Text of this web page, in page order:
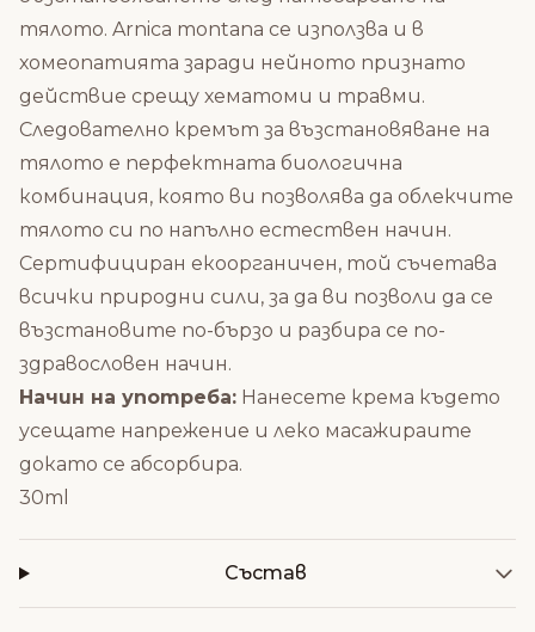
тялото. Arnica montana се използва и в
хомеопатията заради нейното признато
действие срещу хематоми и травми.
Следователно кремът за възстановяване на
тялото е перфектната биологична
комбинация, която ви позволява да облекчите
тялото си по напълно естествен начин.
Сертифициран екоорганичен, той съчетава
всички природни сили, за да ви позволи да се
възстановите по-бързо и разбира се по-
здравословен начин.
Начин на употреба: Нанесете крема където
усещате напрежение и леко масажираите
докато се абсорбира.
30ml
Състав